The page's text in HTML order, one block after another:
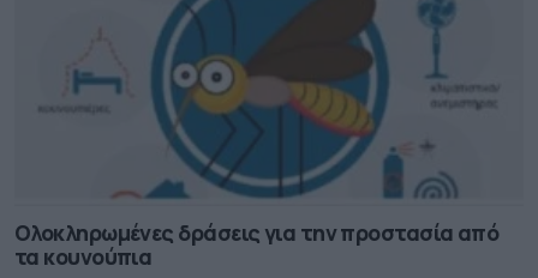
Ολοκληρωμένες δράσεις για την προστασία από
τα κουνούπια